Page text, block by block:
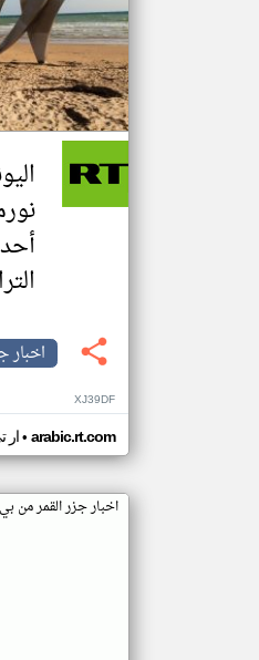
اخبار
XJ39DF
ار• arabic.rt.com
اخبار جزر القمر